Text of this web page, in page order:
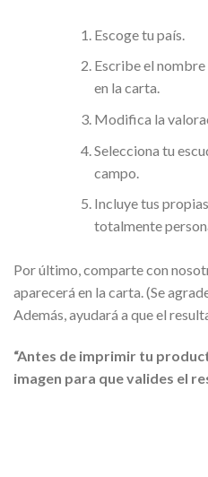
Escoge tu país.
Escribe el nombre
en la carta.
Modifica la
Selecciona tu
campo.
Incluye tus
totalmente
Por último, comparte con
aparecerá en la carta. (Se
Además, ayudará a que el
“Antes de imprimir tu
imagen para que valides el